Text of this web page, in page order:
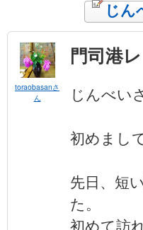
じん
toraobasanさ
ん
門司港
じんべい
初めまして
先日、短
た。
初めて訪